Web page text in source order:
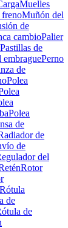
Muelles
frenoMuñón del
de
cambioPalier
Pastillas de
embraguePerno
de
Polea
Polea
de
de
de
del
Rotor
Rótula
de
de